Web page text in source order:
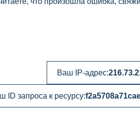
Ваш IP-адрес:
ID запроса к ресурсу: